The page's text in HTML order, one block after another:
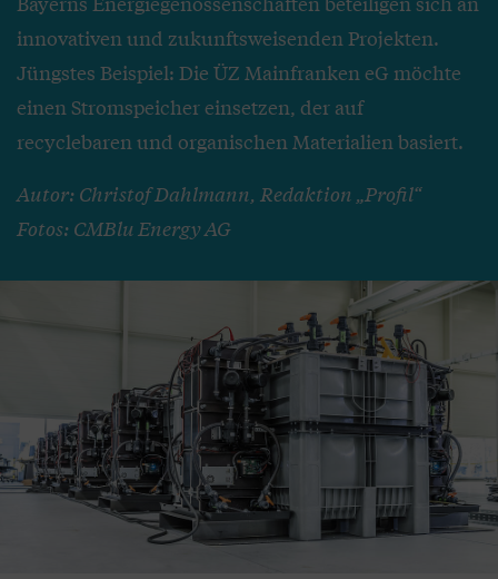
innovativen und zukunftsweisenden Projekten.
Jüngstes Beispiel: Die ÜZ Mainfranken eG möchte
einen Stromspeicher einsetzen, der auf
recyclebaren und organischen Materialien basiert.
Autor: Christof Dahlmann, Redaktion „Profil“
Fotos: CMBlu Energy AG